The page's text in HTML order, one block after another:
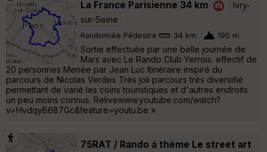
La France Parisienne 34 km
Ivry-
sur-Seine
Randonnée Pédestre 34 km 190 m
Sortie effectuée par une belle journée de
Mars avec Le Rando Club Yerrois. effectif de
20 personnes Menée par Jean Luc Itinéraire inspiré du
parcours de Nicolas Verdes Très joli parcours très diversifié
permettant de varié les coins touristiques et d'autres endroits
un peu moins connus. Relivewww.youtube.com/watch?
v=HvdqyB687Gc&feature=youtu.be »
75RAT / Rando à thème Le street art